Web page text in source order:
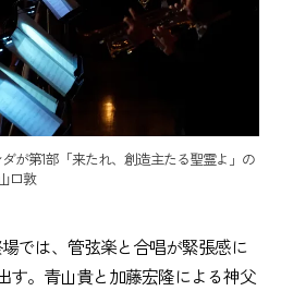
が第1部「来たれ、創造主たる聖霊よ」の
口敦
では、管弦楽と合唱が緊張感に
す。青山貴と加藤宏隆による神父